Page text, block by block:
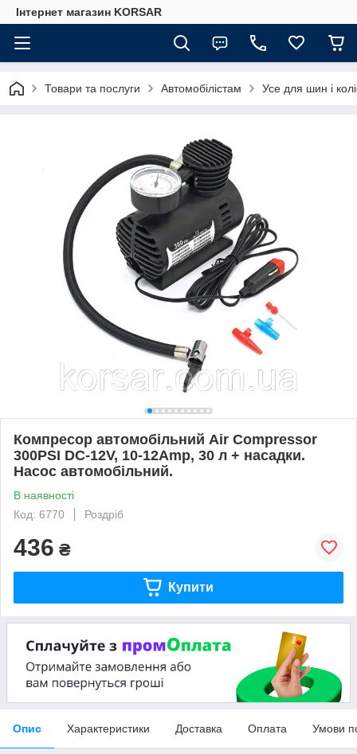
Iнтернет магазин KORSAR
Товари та послуги Автомобілістам Усе для шин і
Компресор автомобільний Air Compressor
300PSI DC-12V, 10-12Amp, 30 л + насадки.
Насос автомобільний.
В наявності
Код: 6770
Роздріб
436 ₴
Купити
Опис Характеристики Доставка Оплата Умови